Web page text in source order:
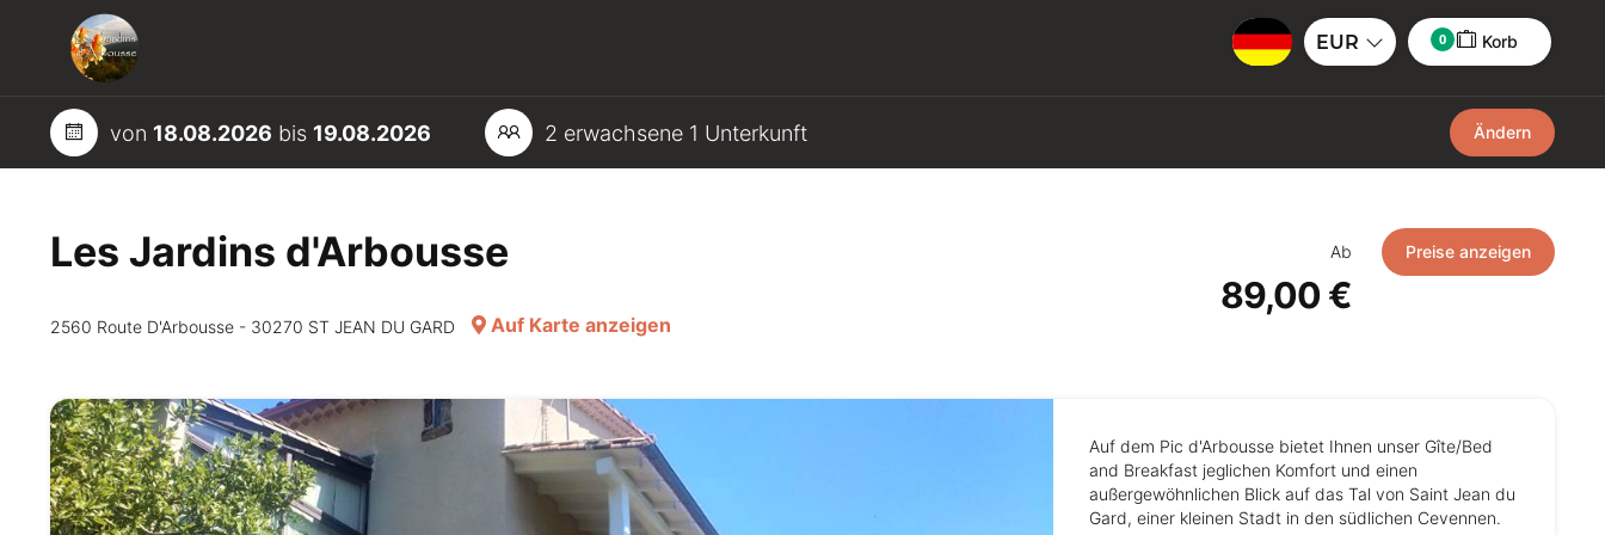
EUR 0 Korb
von 18.08.2026 bis 19.08.2026 2 erwachsene 1 Unterkunft Ändern
Les Jardins d'Arbousse
2560 Route D'Arbousse - 30270 ST JEAN DU GARD Auf Karte anzeigen
Ab
89,00 €
Preise anzeigen
Auf dem Pic d'Arbousse bietet Ihnen unser Gîte/Bed
and Breakfast jeglichen Komfort und einen
außergewöhnlichen Blick auf das Tal von Saint Jean du
Gard, einer kleinen Stadt in den südlichen Cevennen.